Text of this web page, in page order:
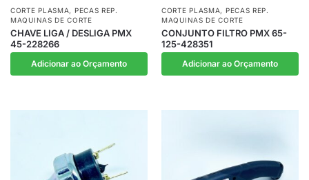
CORTE PLASMA, PECAS REP.
MAQUINAS DE CORTE
CHAVE LIGA / DESLIGA PMX
45-228266
Adicionar ao Orçamento
CORTE PLASMA, PECAS REP.
MAQUINAS DE CORTE
CONJUNTO FILTRO PMX 65-
125-428351
Adicionar ao Orçamento